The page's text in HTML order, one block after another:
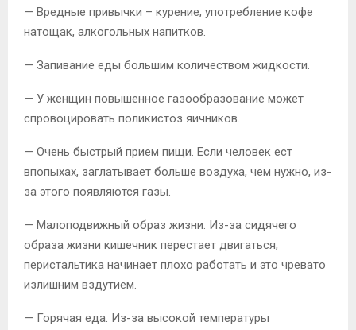
— Вредные привычки – курение, употребление кофе
натощак, алкогольных напитков.
— Запивание еды большим количеством жидкости.
— У женщин повышенное газообразование может
спровоцировать поликистоз яичников.
— Очень быстрый прием пищи. Если человек ест
впопыхах, заглатывает больше воздуха, чем нужно, из-
за этого появляются газы.
— Малоподвижный образ жизни. Из-за сидячего
образа жизни кишечник перестает двигаться,
перистальтика начинает плохо работать и это чревато
излишним вздутием.
— Горячая еда. Из-за высокой температуры